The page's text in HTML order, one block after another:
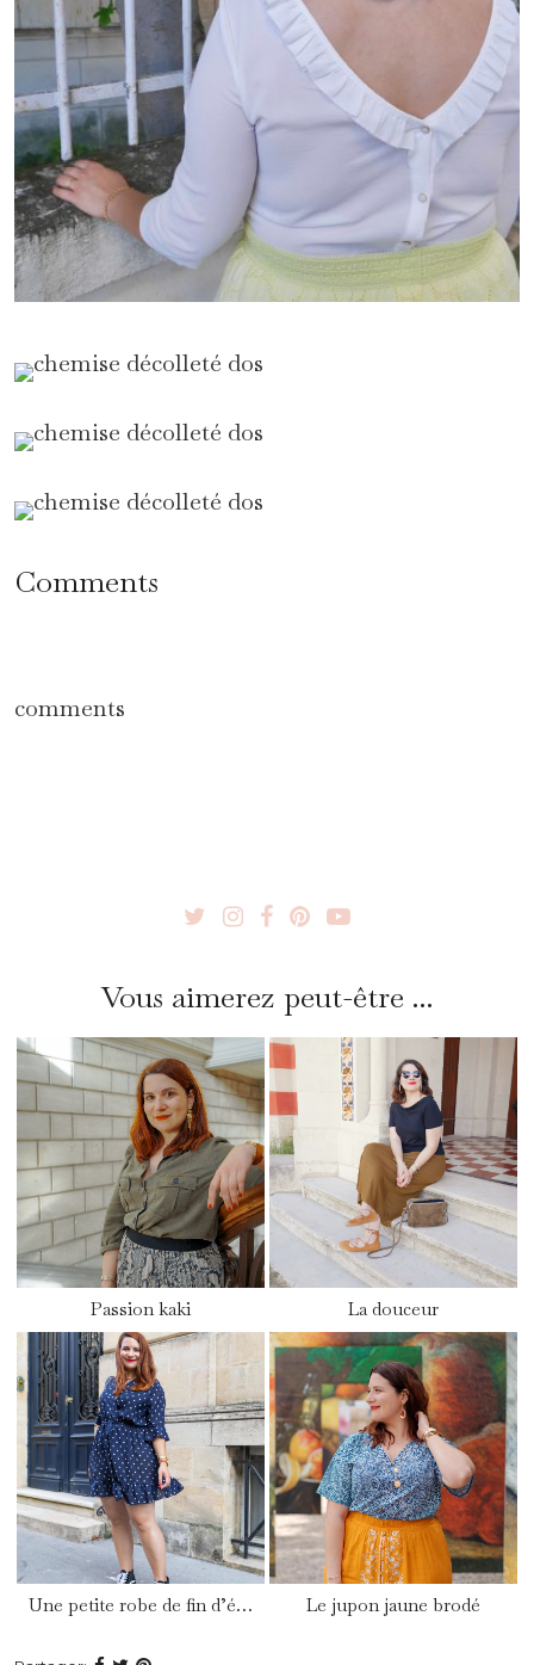
Comments
comments
Vous aimerez peut-être ...
Passion kaki La douceur
Une petite robe de fin d’é… Le jupon jaune brodé